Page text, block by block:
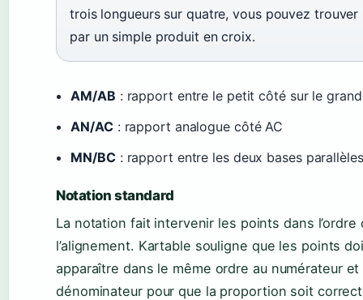
trois longueurs sur quatre, vous pouvez trouver
par un simple produit en croix.
AM/AB : rapport entre le petit côté sur le
AN/AC: rapport analogue côté AC
MN/BC: rapport entre les deux bases parallèles
Notation standard
La notation fait intervenir les points dans l’ordre
l’alignement. Kartable souligne que les points
apparaître dans le même ordre au numérateur et
dénominateur pour que la proportion soit